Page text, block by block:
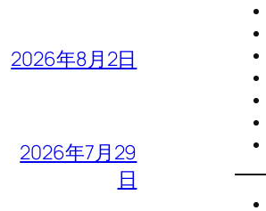
2026年8月2日
2026年7月29
日